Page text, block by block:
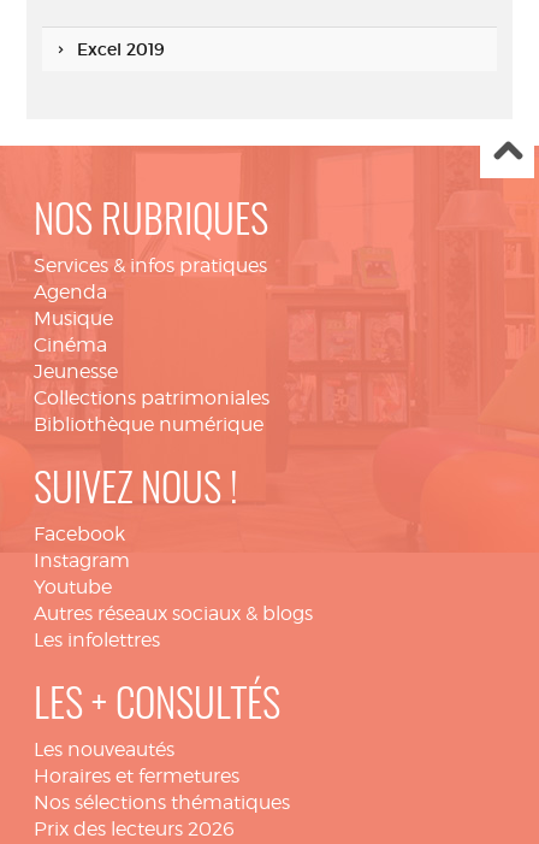
Excel 2019
NOS RUBRIQUES
Services & infos pratiques
Agenda
Musique
Cinéma
Jeunesse
Collections patrimoniales
Bibliothèque numérique
SUIVEZ NOUS !
Facebook
Instagram
Youtube
Autres réseaux sociaux & blogs
Les infolettres
LES + CONSULTÉS
Les nouveautés
Horaires et fermetures
Nos sélections thématiques
Prix des lecteurs 2026